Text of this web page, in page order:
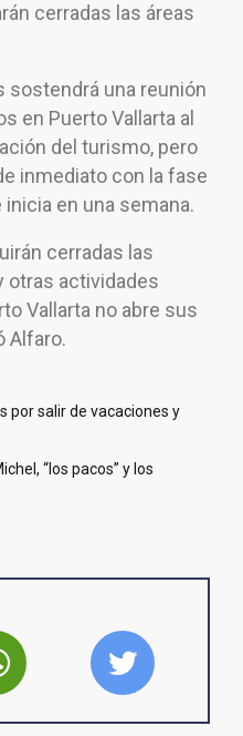
cerradas las áreas
sostendrá una reunión
en Puerto Vallarta al
del turismo, pero
inmediato con la fase
en una semana.
cerradas las
otras actividades
Vallarta no abre sus
Alfaro.
por salir de vacaciones y
“los pacos” y los